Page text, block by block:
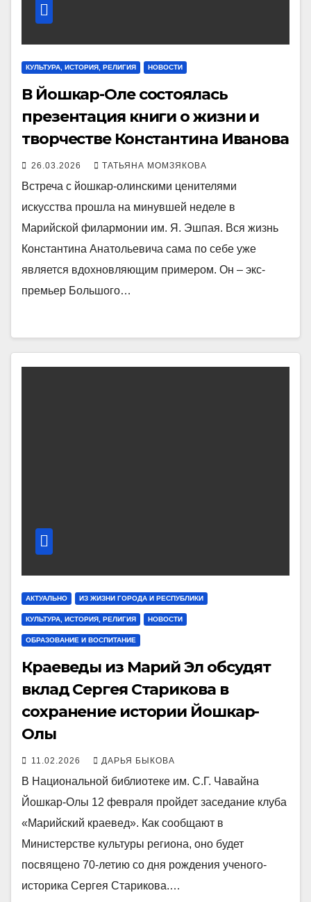
КУЛЬТУРА, ИСТОРИЯ, РЕЛИГИЯ НОВОСТИ
В Йошкар-Оле состоялась
презентация книги о жизни и
творчестве Константина Иванова
26.03.2026 ТАТЬЯНА МОМЗЯКОВА
Встреча с йошкар-олинскими ценителями
искусства прошла на минувшей неделе в
Марийской филармонии им. Я. Эшпая. Вся жизнь
Константина Анатольевича сама по себе уже
является вдохновляющим примером. Он – экс-
премьер Большого…
АКТУАЛЬНО ИЗ ЖИЗНИ ГОРОДА И РЕСПУБЛИКИ
КУЛЬТУРА, ИСТОРИЯ, РЕЛИГИЯ НОВОСТИ
ОБРАЗОВАНИЕ И ВОСПИТАНИЕ
Краеведы из Марий Эл обсудят
вклад Сергея Старикова в
сохранение истории Йошкар-
Олы
11.02.2026 ДАРЬЯ БЫКОВА
В Национальной библиотеке им. С.Г. Чавайна
Йошкар-Олы 12 февраля пройдет заседание клуба
«Марийский краевед». Как сообщают в
Министерстве культуры региона, оно будет
посвящено 70-летию со дня рождения ученого-
историка Сергея Старикова.…